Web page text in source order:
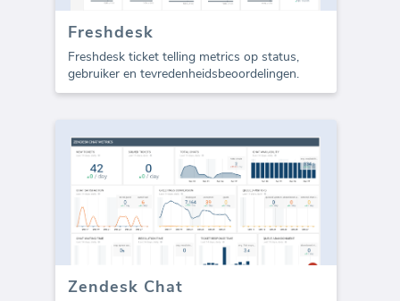
Freshdesk
Freshdesk ticket telling metrics op status,
gebruiker en tevredenheidsbeoordelingen.
Zendesk Chat